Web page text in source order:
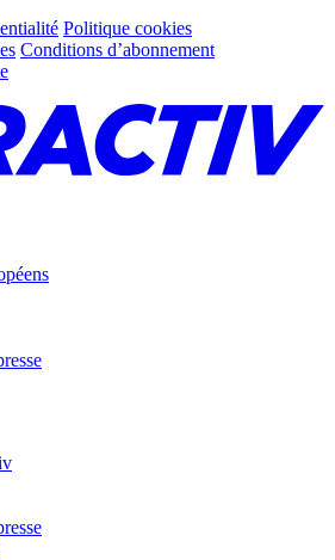
Politique cookies
Conditions d’abonnement